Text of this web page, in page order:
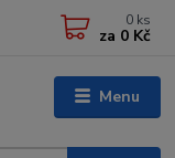
Menu
0 ks
za 0 Kč